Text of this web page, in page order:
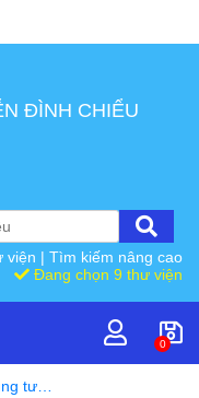
ĐÌNH CHIỂU
viện | Tìm kiếm nâng cao
Đang chọn 9 thư viện
0
tư